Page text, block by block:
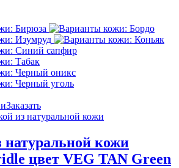
Заказать
натуральной кожи
цвет VEG TAN Green